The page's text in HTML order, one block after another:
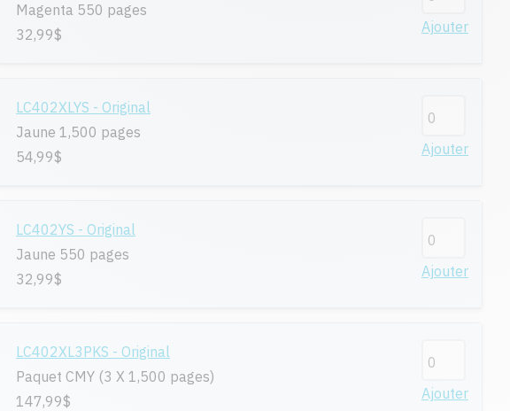
Magenta 550 pages
32,99$
Ajouter
LC402XLYS - Original
Jaune 1,500 pages
54,99$
Ajouter
LC402YS - Original
Jaune 550 pages
32,99$
Ajouter
LC402XL3PKS - Original
Paquet CMY (3 X 1,500 pages)
147,99$
Ajouter